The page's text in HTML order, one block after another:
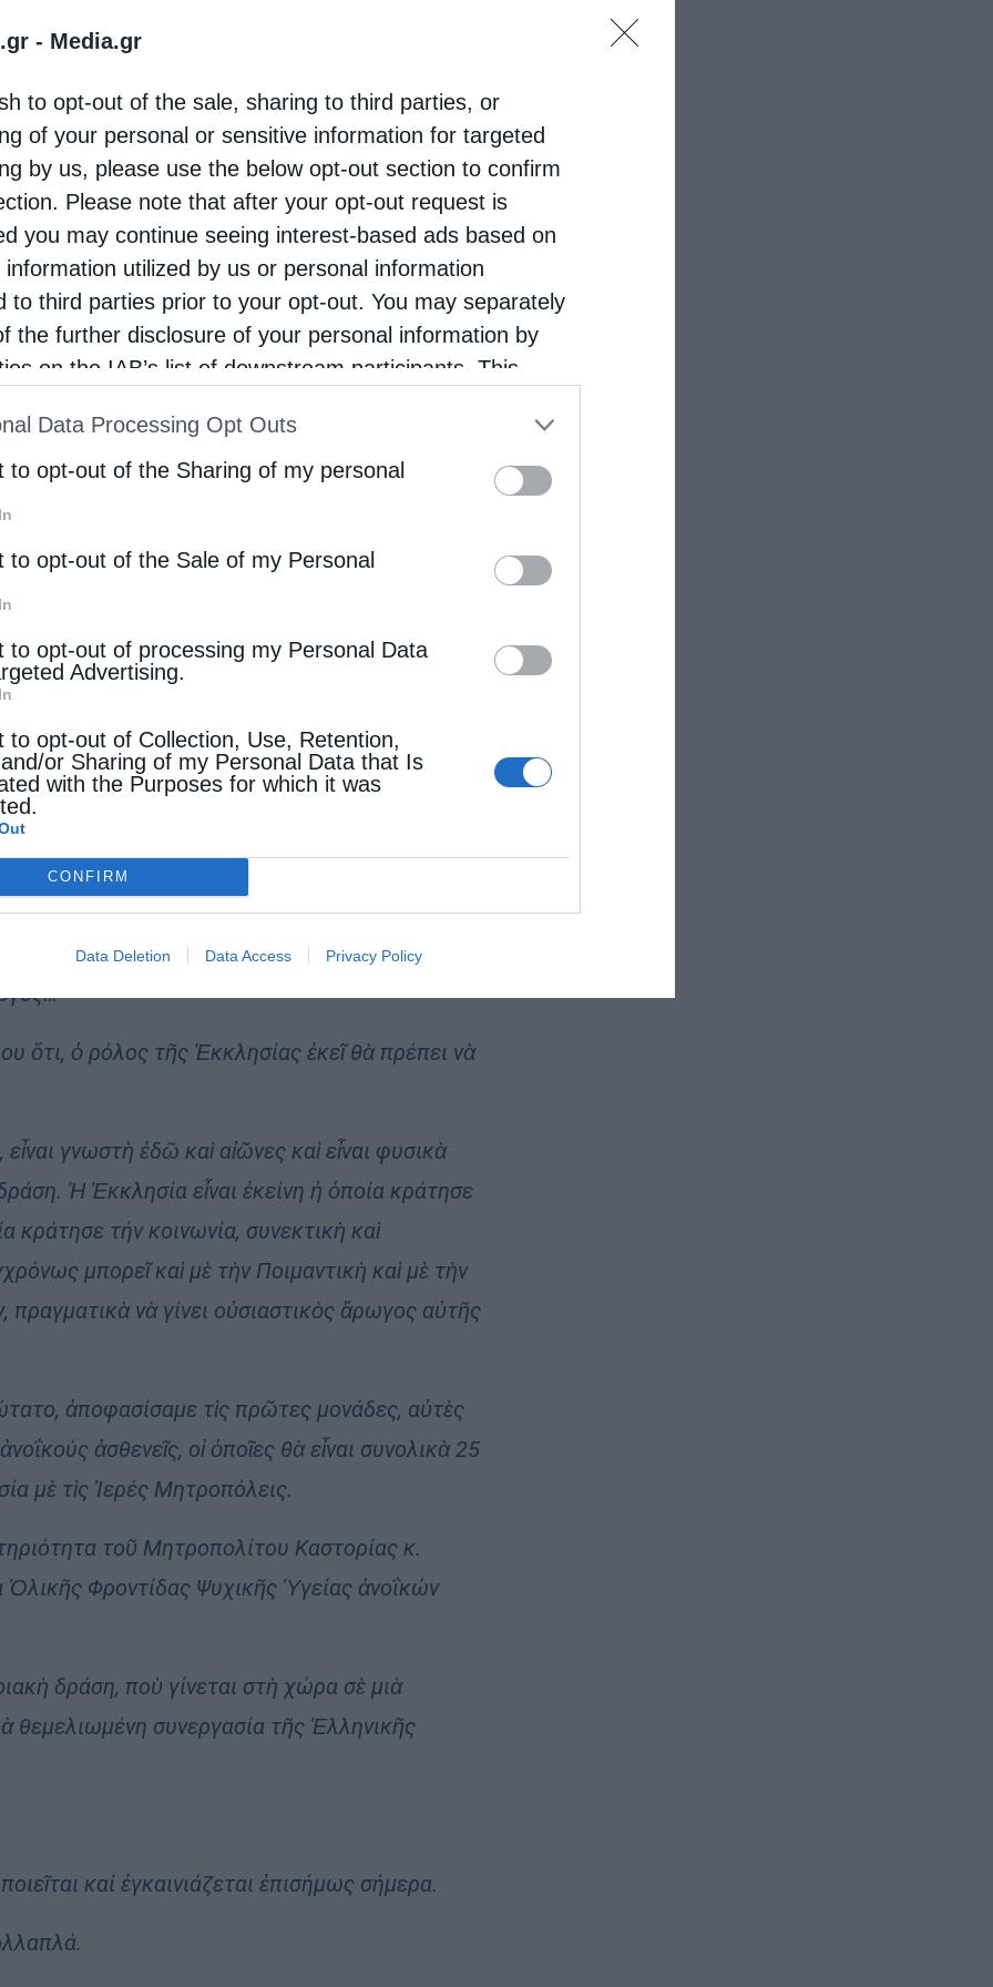
- Media.gr
to opt-out of the sale, sharing to third parties, or
of your personal or sensitive information for targeted
by us, please use the below opt-out section to confirm
Please note that after your opt-out request is
you may continue seeing interest-based ads based on
information utilized by us or personal information
to third parties prior to your opt-out. You may separately
the further disclosure of your personal information by
on the IAB’s list of downstream participants. This
of Downstream Participantsthat may further disclose it to
parties.
Data Processing Opt Outs
to opt-out of the Sharing of my personal
to opt-out of the Sale of my Personal
to opt-out of processing my Personal Data
Advertising.
to opt-out of Collection, Use, Retention,
or Sharing of my Personal Data that Is
with the Purposes for which it was
CONFIRM
Data Deletion Data Access Privacy Policy
τῆς Ὁσίας Σοφίας τῆς ἐν τῇ Ἱερᾷ Μονῇ
ὁ Περιφερειάρχης Δυτικῆς
Καστοριᾶς κ. Δημήτριος
κ. Ζήσης Τόλκος καί ἡ ἐντεταλμένη
Ζιώγα, ἡ ὑπεύθυνη τῆς ΑΜΚΕ
τοῦ ΚΗΟΦ ἰατρός Δέσποινα Κοζατσάνη,
τόν κ. Ὑπουργό, ἀναφέρθηκε στά βασικά
σήμερα, μέ τήν παρουσία τοῦ Ὑπουργοῦ
Ἄτομα μέ Ἄνοια.
τήν συνεργασία μεταξύ Πολιτείας καί
Βαρτζόπουλος, ὅταν ἀνήγγειλε ἐδῶ
τήν ἵδρυση τῆς Δομῆς πού
αὐτή ὅσα εἶχε πεῖ τότε ὁ κ. Βαρτζόπουλος,
τὸν Μακαριώτατο Ἀρχιεπίσκοπο Ἀθηνῶν καὶ
ὁ Ἐπίσκοπος Τανάγρας, ὁ ὁποῖος εἶναι
ὅτι, ὁ ρόλος τῆς Ἐκκλησίας ἐκεῖ θὰ πρέπει νὰ
γνωστὴ ἐδῶ καὶ αἰῶνες καὶ εἶναι φυσικὰ
Ἡ Ἐκκλησία εἶναι ἐκείνη ἡ ὁποία κράτησε
κράτησε τήν κοινωνία, συνεκτικὴ καὶ
μπορεῖ καὶ μὲ τὴν Ποιμαντικὴ καὶ μὲ τὴν
νὰ γίνει οὐσιαστικὸς ἄρωγος αὐτῆς
ἀποφασίσαμε τὶς πρῶτες μονάδες, αὐτὲς
ἀσθενεῖς, οἱ ὁποῖες θὰ εἶναι συνολικὰ 25
μὲ τὶς Ἱερές Μητροπόλεις.
τοῦ Μητροπολίτου Καστορίας κ.
Φροντίδας Ψυχικῆς Ὑγείας ἀνοΐκών
δράση, ποὺ γίνεται στὴ χώρα σὲ μιὰ
θεμελιωμένη συνεργασία τῆς Ἑλληνικῆς
καί ἐγκαινιάζεται ἐπισήμως σήμερα.